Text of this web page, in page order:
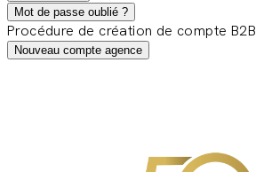
Mot de passe oublié ?
Procédure de création de compte B2B
Nouveau compte agence